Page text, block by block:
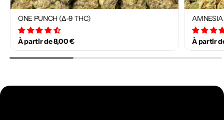
ONE PUNCH (Δ-9 THC)
À partir de 8,00 € À partir